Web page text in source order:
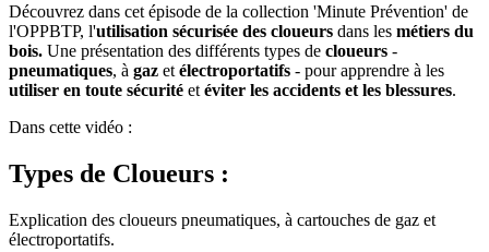
Découvrez dans cet épisode de la collection 'Minute Prévention' de
l'OPPBTP, l'utilisation sécurisée des cloueurs dans les métiers du
bois. Une présentation des différents types de cloueurs -
pneumatiques, à gaz et électroportatifs - pour apprendre à les
utiliser en toute sécurité et éviter les accidents et les blessures.
Dans cette vidéo :
Types de Cloueurs :
Explication des cloueurs pneumatiques, à cartouches de gaz et
électroportatifs.